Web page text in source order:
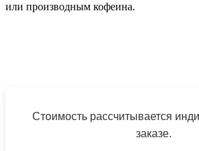
или производным кофеина.
Стоимость рассчитывается
заказе.